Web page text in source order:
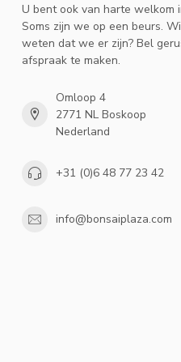
U bent ook van harte welkom
Soms zijn we op een beurs.
weten dat we er zijn? Bel
afspraak te maken.
Omloop 4
2771 NL Boskoop
Nederland
+31 (0)6 48 77 23 42
info@bonsaiplaza.com